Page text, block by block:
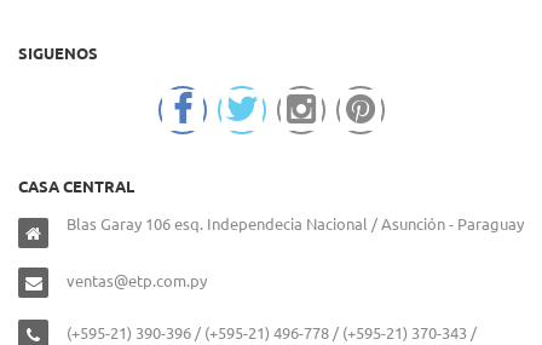
SIGUENOS
CASA CENTRAL
Blas Garay 106 esq. Independecia Nacional / Asunción - Paraguay
ventas@etp.com.py
(+595-21) 390-396 / (+595-21) 496-778 / (+595-21) 370-343 /